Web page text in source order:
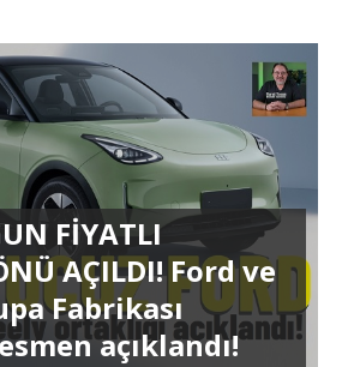
FİYATLI
AÇILDI! Ford ve
Fabrikası
açıklandı!